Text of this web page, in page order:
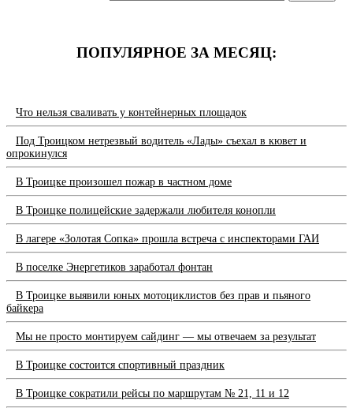
ПОПУЛЯРНОЕ ЗА МЕСЯЦ:
Что нельзя сваливать у контейнерных площадок
Под Троицком нетрезвый водитель «Лады» съехал в кювет и
опрокинулся
В Троицке произошел пожар в частном доме
В Троицке полицейские задержали любителя конопли
В лагере «Золотая Сопка» прошла встреча с инспекторами ГАИ
В поселке Энергетиков заработал фонтан
В Троицке выявили юных мотоциклистов без прав и пьяного
байкера
Мы не просто монтируем сайдинг — мы отвечаем за результат
В Троицке состоится спортивный праздник
В Троицке сократили рейсы по маршрутам № 21, 11 и 12